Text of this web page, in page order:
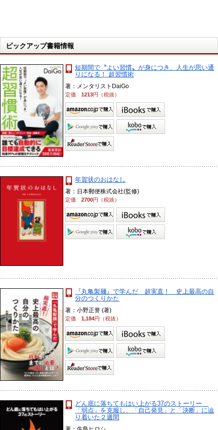
ピックアップ書籍情報
短期間で〝よい習慣〟が身につき、人生が思い通
りになる！ 超習慣術
著：メンタリストDaiGo
定価1213円（税抜）
年賀状のおはなし
著：日本郵便株式会社(監修)
定価2700円（税抜）
『丸亀製麺』で学んだ 超実直！ 史上最高の自
分のつくりかた
著：小野正誉 (著)
定価1,184円（税抜）
どん底に落ちてもはい上がる37のストーリー
「弱点」を克服し、「自己発見」と「決断」に辿
り着いた２週間